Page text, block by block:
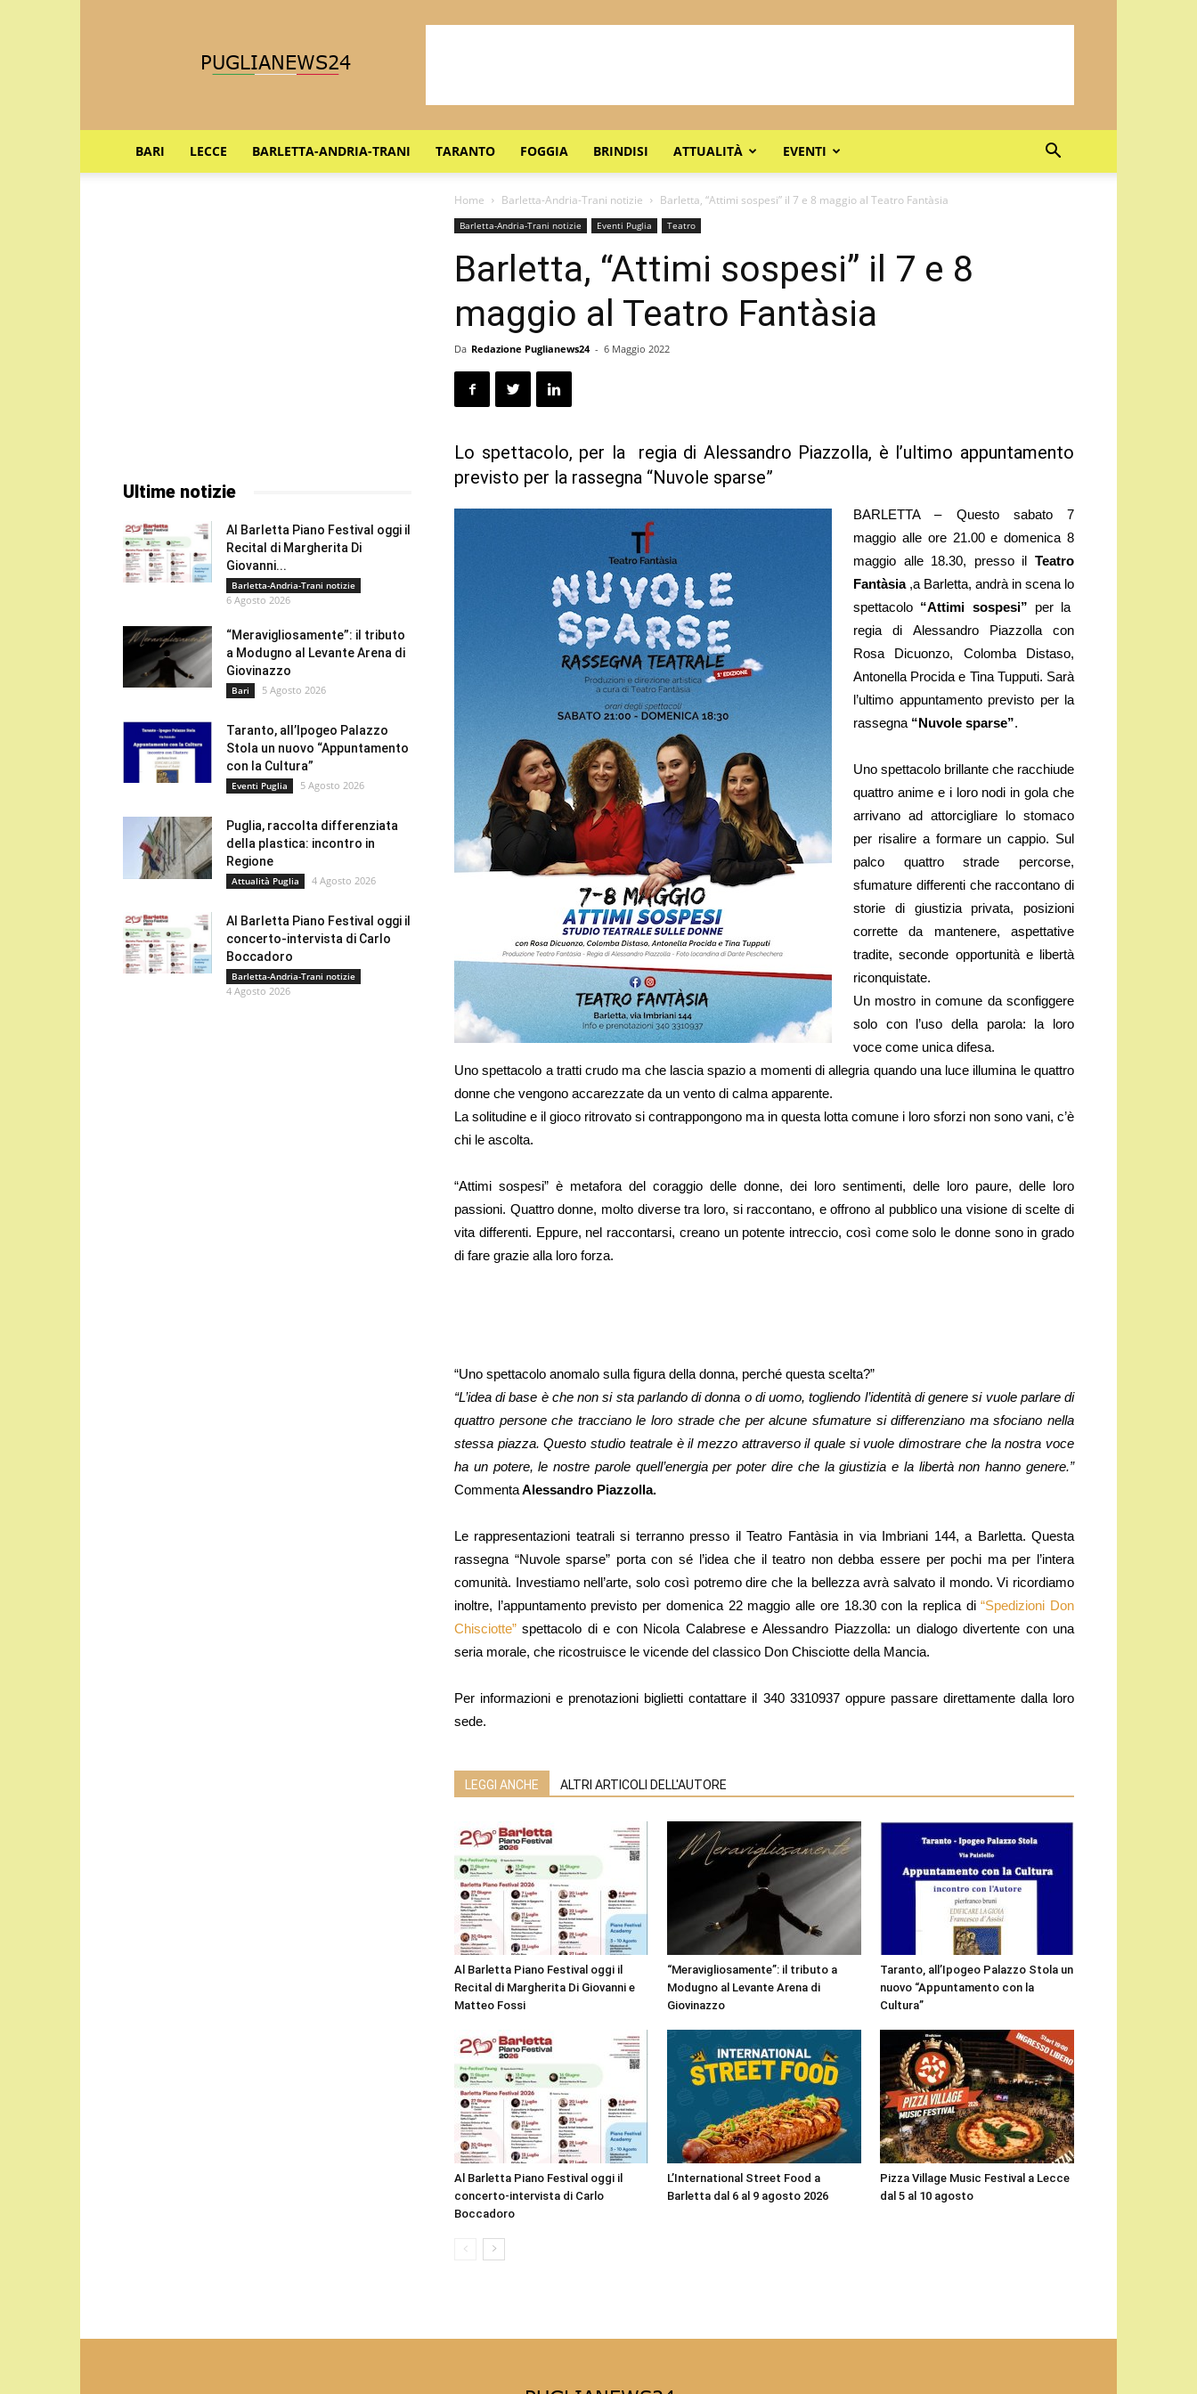
BARI LECCE BARLETTA-ANDRIA-TRANI TARANTO FOGGIA BRINDISI ATTUALITÀ EVENTI
Home Barletta-Andria-Trani notizie Barletta, “Attimi sospesi” il 7 e 8 maggio al Teatro Fantàsia
Barletta-Andria-Trani notizie Eventi Puglia Teatro
Barletta, “Attimi sospesi” il 7 e 8
maggio al Teatro Fantàsia
Da Redazione Puglianews24 - 6 Maggio 2022
Lo spettacolo, per la regia di Alessandro Piazzolla, è l’ultimo appuntamento
previsto per la rassegna “Nuvole sparse”
BARLETTA – Questo sabato 7
maggio alle ore 21.00 e domenica 8
maggio alle 18.30, presso il Teatro
Fantàsia,a Barletta, andrà in scena lo
spettacolo “Attimi sospesi” per la
regia di Alessandro Piazzolla con
Rosa Dicuonzo, Colomba Distaso,
Antonella Procida e Tina Tupputi. Sarà
l’ultimo appuntamento previsto per la
rassegna “Nuvole sparse”.
Uno spettacolo brillante che racchiude
quattro anime e i loro nodi in gola che
arrivano ad attorcigliare lo stomaco
per risalire a formare un cappio. Sul
palco quattro strade percorse,
sfumature differenti che raccontano di
storie di giustizia privata, posizioni
corrette da mantenere, aspettative
tradite, seconde opportunità e libertà
riconquistate.
Un mostro in comune da sconfiggere
solo con l’uso della parola: la loro
voce come unica difesa.
Uno spettacolo a tratti crudo ma che lascia spazio a momenti di allegria quando una luce illumina le quattro
donne che vengono accarezzate da un vento di calma apparente.
La solitudine e il gioco ritrovato si contrappongono ma in questa lotta comune i loro sforzi non sono vani, c’è
chi le ascolta.
“Attimi sospesi” è metafora del coraggio delle donne, dei loro sentimenti, delle loro paure, delle loro
passioni. Quattro donne, molto diverse tra loro, si raccontano, e offrono al pubblico una visione di scelte di
vita differenti. Eppure, nel raccontarsi, creano un potente intreccio, così come solo le donne sono in grado
di fare grazie alla loro forza.
“Uno spettacolo anomalo sulla figura della donna, perché questa scelta?”
“L’idea di base è che non si sta parlando di donna o di uomo, togliendo l’identità di genere si vuole parlare di
quattro persone che tracciano le loro strade che per alcune sfumature si differenziano ma sfociano nella
stessa piazza. Questo studio teatrale è il mezzo attraverso il quale si vuole dimostrare che la nostra voce
ha un potere, le nostre parole quell’energia per poter dire che la giustizia e la libertà non hanno genere.”
CommentaAlessandro Piazzolla.
Le rappresentazioni teatrali si terranno presso il Teatro Fantàsia in via Imbriani 144, a Barletta. Questa
rassegna “Nuvole sparse” porta con sé l’idea che il teatro non debba essere per pochi ma per l’intera
comunità. Investiamo nell’arte, solo così potremo dire che la bellezza avrà salvato il mondo. Vi ricordiamo
inoltre, l’appuntamento previsto per domenica 22 maggio alle ore 18.30 con la replica di“Spedizioni Don
Chisciotte” spettacolo di e con Nicola Calabrese e Alessandro Piazzolla: un dialogo divertente con una
seria morale, che ricostruisce le vicende del classico Don Chisciotte della Mancia.
Per informazioni e prenotazioni biglietti contattare il 340 3310937 oppure passare direttamente dalla loro
sede.
LEGGI ANCHE ALTRI ARTICOLI DELL'AUTORE
Al Barletta Piano Festival oggi il
Recital di Margherita Di Giovanni e
Matteo Fossi
“Meravigliosamente”: il tributo a
Modugno al Levante Arena di
Giovinazzo
Taranto, all’Ipogeo Palazzo Stola un
nuovo “Appuntamento con la
Cultura”
Al Barletta Piano Festival oggi il
concerto-intervista di Carlo
Boccadoro
L’International Street Food a
Barletta dal 6 al 9 agosto 2026
Pizza Village Music Festival a Lecce
dal 5 al 10 agosto
Ultime notizie
Al Barletta Piano Festival oggi il
Recital di Margherita Di
Giovanni...
Barletta-Andria-Trani notizie
6 Agosto 2026
“Meravigliosamente”: il tributo
a Modugno al Levante Arena di
Giovinazzo
Bari 5 Agosto 2026
Taranto, all’Ipogeo Palazzo
Stola un nuovo “Appuntamento
con la Cultura”
Eventi Puglia 5 Agosto 2026
Puglia, raccolta differenziata
della plastica: incontro in
Regione
Attualità Puglia 4 Agosto 2026
Al Barletta Piano Festival oggi il
concerto-intervista di Carlo
Boccadoro
Barletta-Andria-Trani notizie
4 Agosto 2026